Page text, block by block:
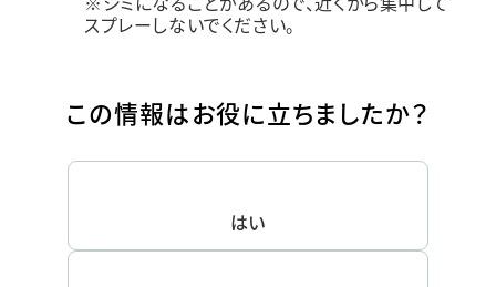
スプレーしないでください。
この情報はお役に立ちましたか？
はい